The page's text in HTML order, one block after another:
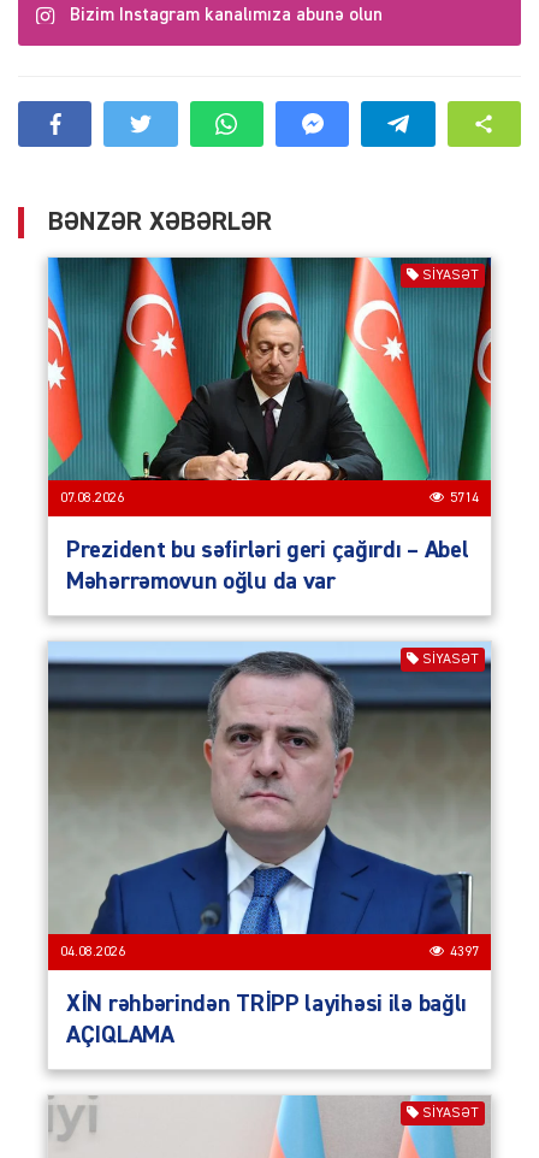
Bizim Instagram kanalımıza abunə olun
BƏNZƏR XƏBƏRLƏR
SIYASƏT
07.08.2026 5714
Prezident bu səfirləri geri çağırdı – Abel
Məhərrəmovun oğlu da var
SIYASƏT
04.08.2026 4397
XİN rəhbərindən TRİPP layihəsi ilə bağlı
AÇIQLAMA
SIYASƏT